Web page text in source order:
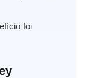
foi